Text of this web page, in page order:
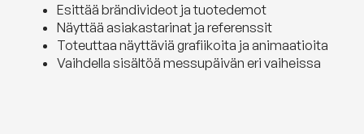
Esittää brändivideot ja tuotedemot
Näyttää asiakastarinat ja referenssit
Toteuttaa näyttäviä grafiikoita ja animaatioita
Vaihdella sisältöä messupäivän eri vaiheissa